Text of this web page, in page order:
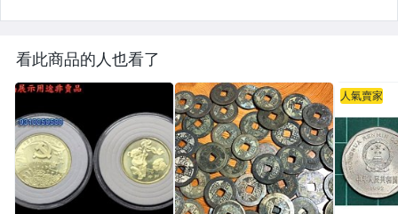
看此商品的人也看了
人氣賣家